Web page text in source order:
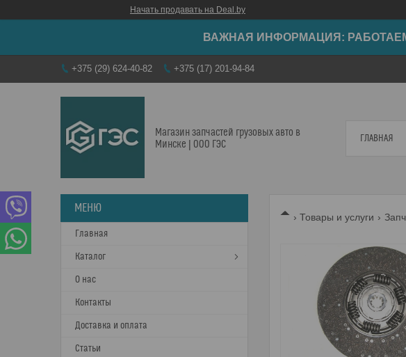
Начать продавать на Deal.by
ВАЖНАЯ ИНФОРМАЦИЯ:
+375 (29) 624-40-82 +375 (17) 201-94-84
Магазин запчастей грузовых авто в
Минске | ООО ГЭС
ГЛАВНАЯ
Товары и услуги
Главная
Каталог
О нас
Контакты
Доставка и оплата
Статьи